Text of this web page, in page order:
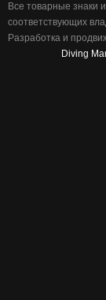
Все товарные знаки
соответствующих
Разработка и
Diving